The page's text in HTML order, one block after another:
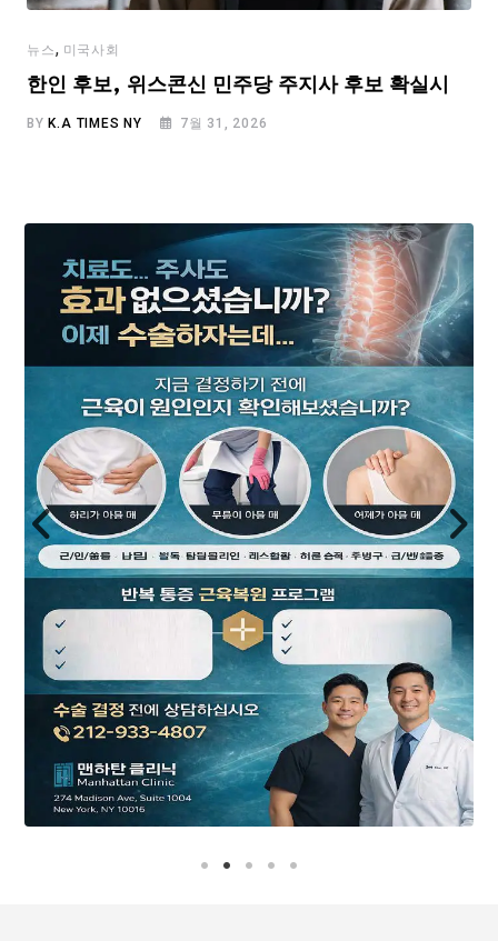
뉴스, 미국사회
한인 후보, 위스콘신 민주당 주지사 후보 확실시
BY K.A TIMES NY 7월 31, 2026